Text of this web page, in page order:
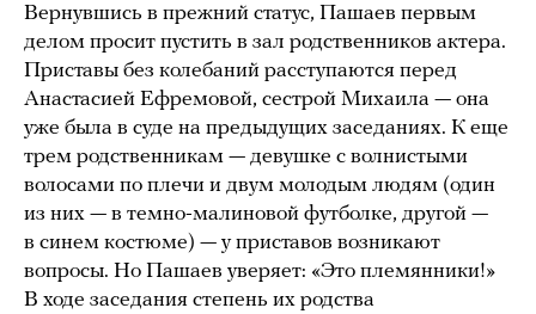
Вернувшись в прежний статус, Пашаев первым
делом просит пустить в зал родственников актера.
Приставы без колебаний расступаются перед
Анастасией Ефремовой, сестрой Михаила — она
уже была в суде на предыдущих заседаниях. К еще
трем родственникам — девушке с волнистыми
волосами по плечи и двум молодым людям (один
из них — в темно-малиновой футболке, другой —
в синем костюме) — у приставов возникают
вопросы. Но Пашаев уверяет: «Это племянники!»
В ходе заседания степень их родства